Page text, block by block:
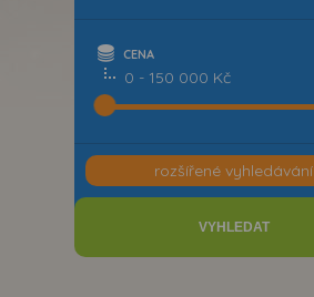
CENA
0 - 150 000 Kč
rozšířené vyhledávání